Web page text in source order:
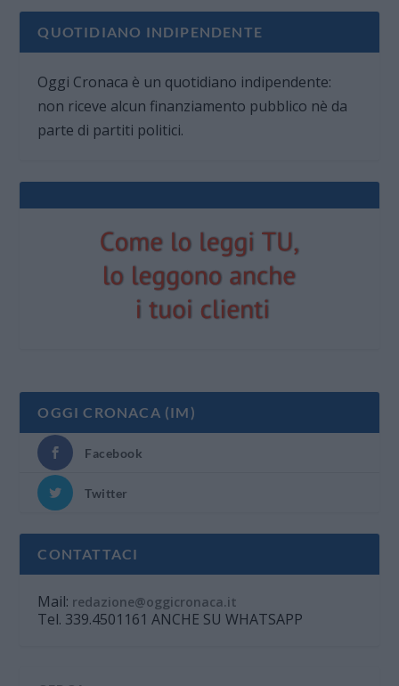
QUOTIDIANO INDIPENDENTE
Oggi Cronaca è un quotidiano indipendente:
non riceve alcun finanziamento pubblico nè da
parte di partiti politici.
OGGI CRONACA (IM)
Facebook
Twitter
CONTATTACI
Mail: redazione@oggicronaca.it
Tel. 339.4501161 ANCHE SU WHATSAPP